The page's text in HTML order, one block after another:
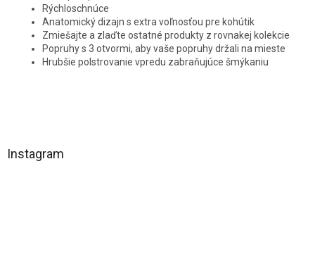
Rýchloschnúce
Anatomický dizajn s extra voľnosťou pre kohútik
Zmiešajte a zlaďte ostatné produkty z rovnakej kolekcie
Popruhy s 3 otvormi, aby vaše popruhy držali na mieste
Hrubšie polstrovanie vpredu zabraňujúce šmýkaniu
á
Instagram